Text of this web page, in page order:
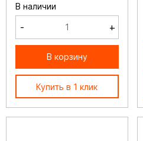
В наличии
- +
В корзину
Купить в 1 клик